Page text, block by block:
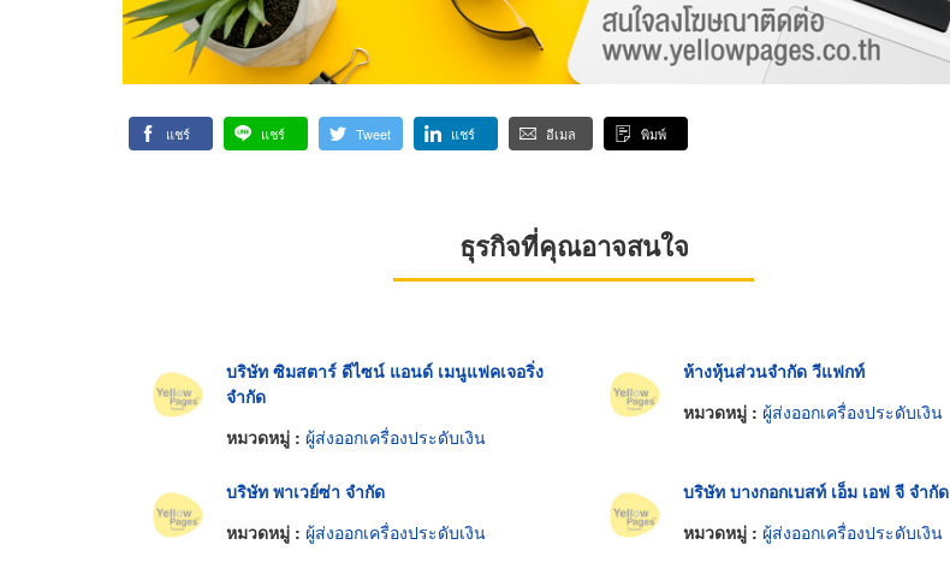
แชร์ แชร์ Tweet แชร์ อีเมล พิมพ์
ธุรกิจที่คุณอาจสนใจ
บริษัท ซิมสตาร์ ดีไซน์ แอนด์ เมนูแฟคเจอริ่ง
จำกัด
หมวดหมู่ : ผู้ส่งออกเครื่องประดับเงิน
ห้างหุ้นส่วนจำกัด วีแฟกท์
หมวดหมู่ : ผู้ส่งออกเครื่องประดับเงิน
บริษัท พาเวย์ซ่า จำกัด
หมวดหมู่ : ผู้ส่งออกเครื่องประดับเงิน
บริษัท บางกอกเบสท์ เอ็ม เอฟ จี จำกัด
หมวดหมู่ : ผู้ส่งออกเครื่องประดับเงิน